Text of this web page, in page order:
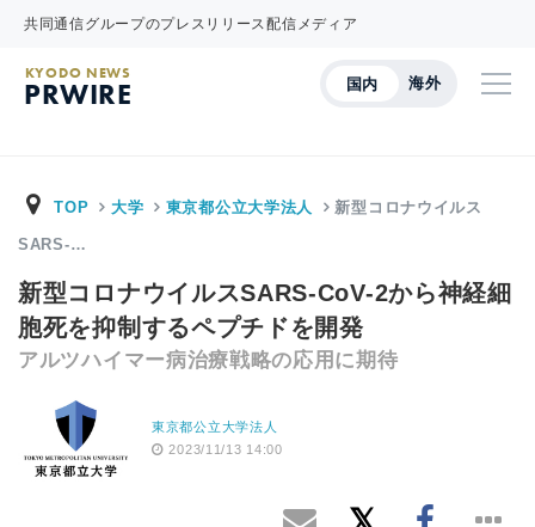
共同通信グループのプレスリリース配信メディア
国内 海外
KYODO NEWS
PRWIRE
TOP 大学 東京都公立大学法人 新型コロナウイルス
SARS-…
新型コロナウイルスSARS-CoV-2から神経細
胞死を抑制するペプチドを開発
アルツハイマー病治療戦略の応用に期待
東京都公立大学法人
2023/11/13 14:00